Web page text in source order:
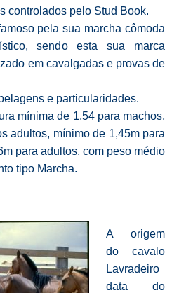
controlados pelo Stud Book.
pela sua marcha cômoda
sendo esta sua marca
em cavalgadas e provas de
e particularidades.
mínima de 1,54 para machos,
adultos, mínimo de 1,45m para
para adultos, com peso médio
tipo Marcha.
A origem
do cavalo
Lavradeiro
data do